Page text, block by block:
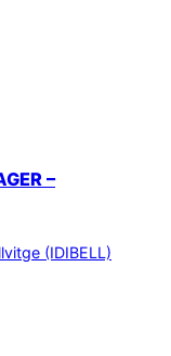
–
(IDIBELL)